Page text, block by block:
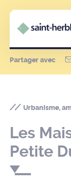
Partager avec
Urbanisme,
Les
Petite